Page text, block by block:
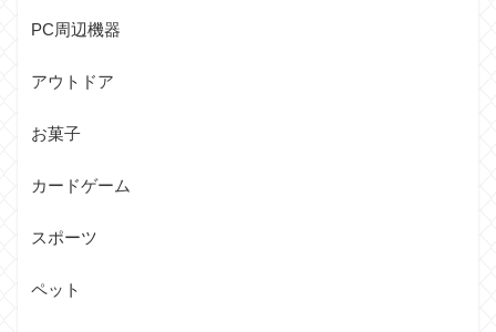
PC周辺機器
アウトドア
お菓子
カードゲーム
スポーツ
ペット